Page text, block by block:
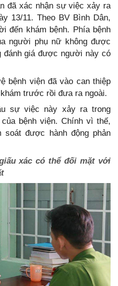
đã xác nhận sự việc xảy ra
13/11. Theo BV Bình Dân,
đến khám bệnh. Phía bệnh
người phụ nữ không được
đánh giá được người này có
bệnh viện đã vào can thiệp
trước rồi đưa ra ngoài.
sự việc này xảy ra trong
bệnh viện. Chính vì thế,
soát được hành động phản
xác có thể đối mặt với